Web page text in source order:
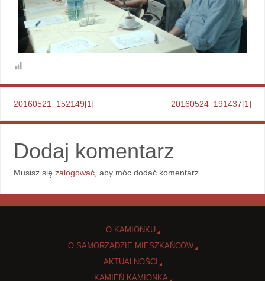
20160521_152149[1] 20160524_191437[1]
Dodaj komentarz
Musisz się zalogować, aby móc dodać komentarz.
O KAMIONKU
O SAMORZĄDZIE MIESZKAŃCÓW
AKTUALNOŚCI
KAMIEŃ KAMIONKA